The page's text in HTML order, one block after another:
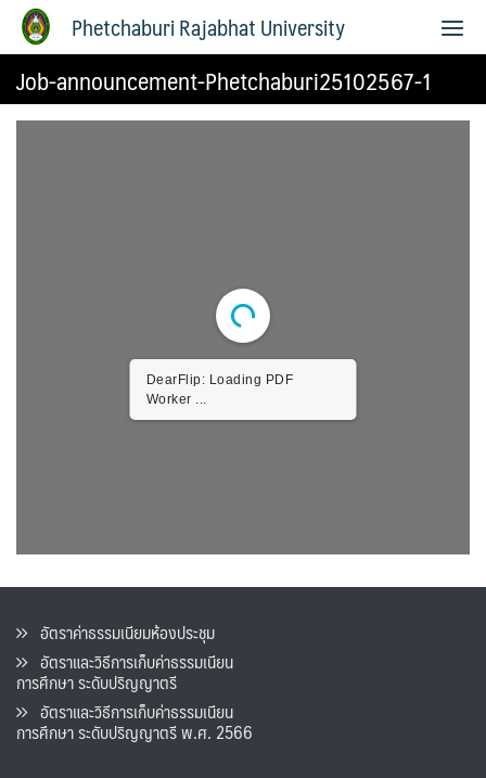
Phetchaburi Rajabhat University
Job-announcement-Phetchaburi25102567-1
DearFlip: Loading PDF
Worker ...
อัตราค่าธรรมเนียมห้องประชุม
อัตราและวิธีการเก็บค่าธรรมเนียน
การศึกษา ระดับปริญญาตรี
อัตราและวิธีการเก็บค่าธรรมเนียน
การศึกษา ระดับปริญญาตรี พ.ศ. 2566